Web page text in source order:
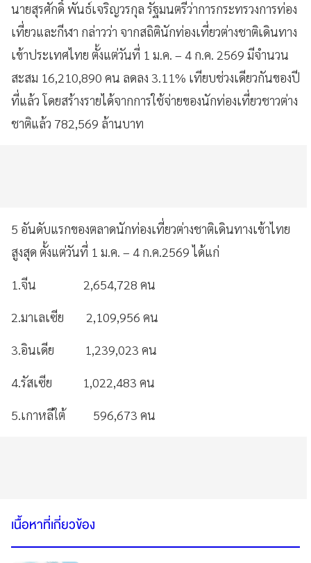
นายสุรศักดิ์ พันธ์เจริญวรกุล รัฐมนตรีว่าการกระทรวงการท่อง
เที่ยวและกีฬา กล่าวว่า จากสถิตินักท่องเที่ยวต่างชาติเดินทาง
เข้าประเทศไทย ตั้งแต่วันที่ 1 ม.ค. – 4 ก.ค. 2569 มีจำนวน
สะสม 16,210,890 คน ลดลง 3.11% เทียบช่วงเดียวกันของปี
ที่แล้ว โดยสร้างรายได้จากการใช้จ่ายของนักท่องเที่ยวชาวต่าง
ชาติแล้ว 782,569 ล้านบาท
5 อันดับแรกของตลาดนักท่องเที่ยวต่างชาติเดินทางเข้าไทย
สูงสุด ตั้งแต่วันที่ 1 ม.ค. – 4 ก.ค.2569 ได้แก่
1.จีน 2,654,728 คน
2.มาเลเซีย 2,109,956 คน
3.อินเดีย 1,239,023 คน
4.รัสเซีย 1,022,483 คน
5.เกาหลีใต้ 596,673 คน
เนื้อหาที่เกี่ยวข้อง